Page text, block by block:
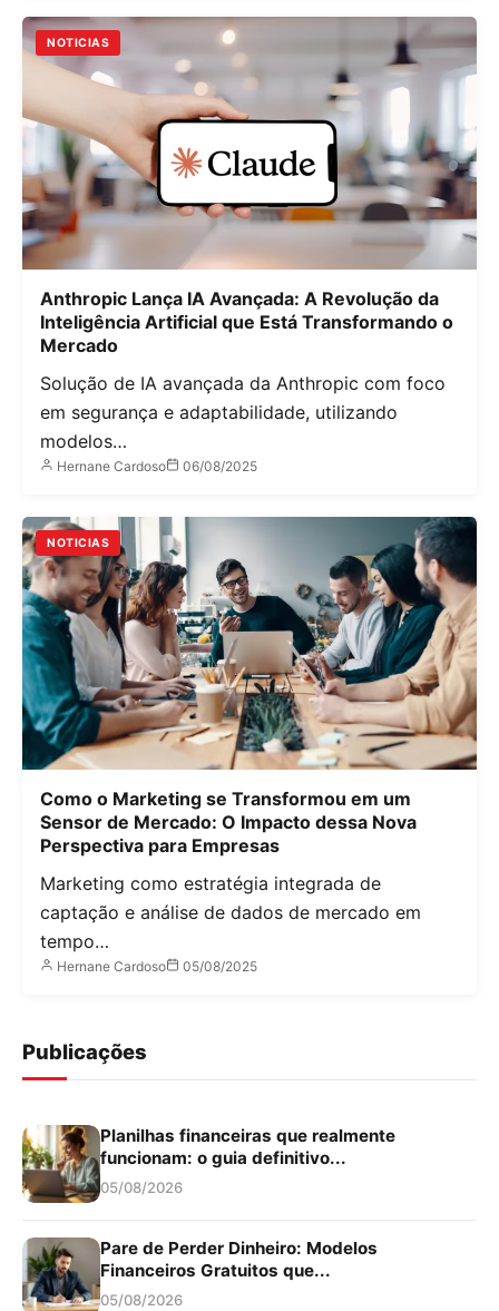
NOTICIAS
Anthropic Lança IA Avançada: A Revolução da
Inteligência Artificial que Está Transformando o
Mercado
Solução de IA avançada da Anthropic com foco
em segurança e adaptabilidade, utilizando
modelos…
Hernane Cardoso 06/08/2025
NOTICIAS
Como o Marketing se Transformou em um
Sensor de Mercado: O Impacto dessa Nova
Perspectiva para Empresas
Marketing como estratégia integrada de
captação e análise de dados de mercado em
tempo…
Hernane Cardoso 05/08/2025
Publicações
Planilhas financeiras que realmente
funcionam: o guia definitivo...
05/08/2026
Pare de Perder Dinheiro: Modelos
Financeiros Gratuitos que...
05/08/2026